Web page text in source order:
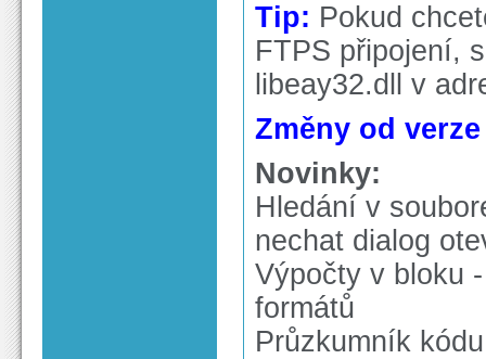
Tip: Pokud
FTPS připojení,
libeay32.dll v
Změny od verze
Novinky:
Hledání v
nechat dialog
Výpočty v bloku
formátů
Průzkumník